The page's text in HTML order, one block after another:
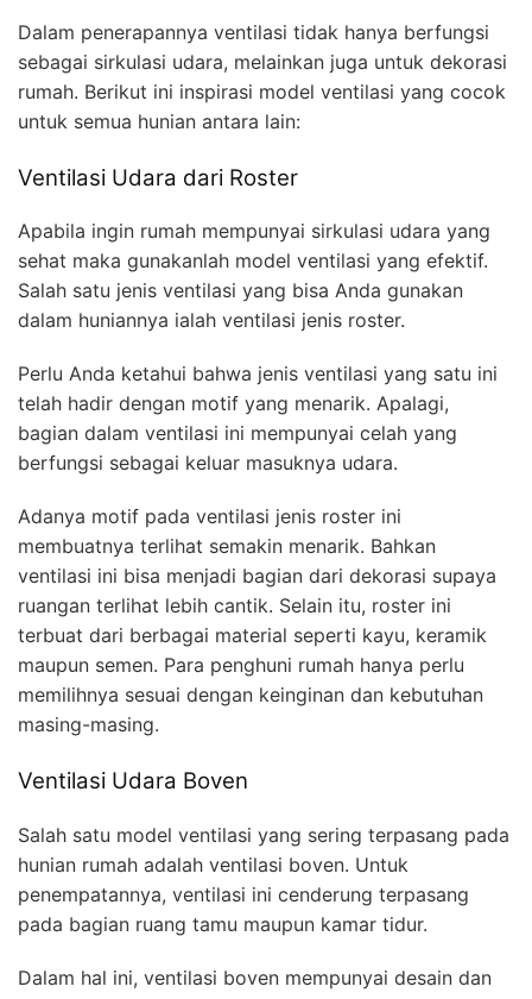
Dalam penerapannya ventilasi tidak hanya berfungsi
sebagai sirkulasi udara, melainkan juga untuk dekorasi
rumah. Berikut ini inspirasi model ventilasi yang cocok
untuk semua hunian antara lain:
Ventilasi Udara dari Roster
Apabila ingin rumah mempunyai sirkulasi udara yang
sehat maka gunakanlah model ventilasi yang efektif.
Salah satu jenis ventilasi yang bisa Anda gunakan
dalam huniannya ialah ventilasi jenis roster.
Perlu Anda ketahui bahwa jenis ventilasi yang satu ini
telah hadir dengan motif yang menarik. Apalagi,
bagian dalam ventilasi ini mempunyai celah yang
berfungsi sebagai keluar masuknya udara.
Adanya motif pada ventilasi jenis roster ini
membuatnya terlihat semakin menarik. Bahkan
ventilasi ini bisa menjadi bagian dari dekorasi supaya
ruangan terlihat lebih cantik. Selain itu, roster ini
terbuat dari berbagai material seperti kayu, keramik
maupun semen. Para penghuni rumah hanya perlu
memilihnya sesuai dengan keinginan dan kebutuhan
masing-masing.
Ventilasi Udara Boven
Salah satu model ventilasi yang sering terpasang pada
hunian rumah adalah ventilasi boven. Untuk
penempatannya, ventilasi ini cenderung terpasang
pada bagian ruang tamu maupun kamar tidur.
Dalam hal ini, ventilasi boven mempunyai desain dan